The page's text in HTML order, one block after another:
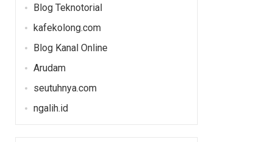
Blog Teknotorial
kafekolong.com
Blog Kanal Online
Arudam
seutuhnya.com
ngalih.id